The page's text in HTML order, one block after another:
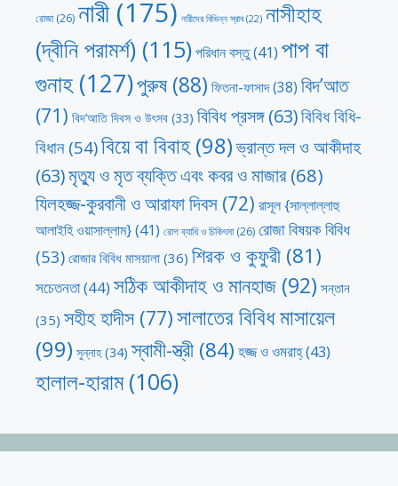
রোজা(26) নারী(175) নারীদের বিভিন্ন স্রাব(22) নাসীহাহ
(দ্বীনি পরামর্শ) (115)পরিধান বস্তু(41) পাপ বা
গুনাহ(127)পুরুষ(88) ফিতনা-ফাসাদ(38) বিদ’আত
(71) বিদ’আতি দিবস ও উৎসব (33) বিবিধ প্রসঙ্গ(63)বিবিধ বিধি-
বিধান(54)বিয়ে বা বিবাহ (98)ভ্রান্ত দল ও আকীদাহ
(63)মৃত্যু ও মৃত ব্যক্তি এবং কবর ও মাজার(68)
যিলহজ্জ-কুরবানী ও আরাফা দিবস (72) রাসূল {সাল্লাল্লাহু
আলাইহি ওয়াসাল্লাম}(41) রোগ ব্যাধি ও চিকিৎসা(26) রোজা বিষয়ক বিবিধ
(53) রোজার বিবিধ মাসয়ালা (36) শিরক ও কুফুরী (81)
সচেতনতা(44) সঠিক আকীদাহ ও মানহাজ (92) সন্তান
(35) সহীহ হাদীস(77)সালাতের বিবিধ মাসায়েল
(99) সুন্নাহ(34) স্বামী-স্ত্রী(84) হজ্জ ও ওমরাহ্‌(43)
হালাল-হারাম(106)